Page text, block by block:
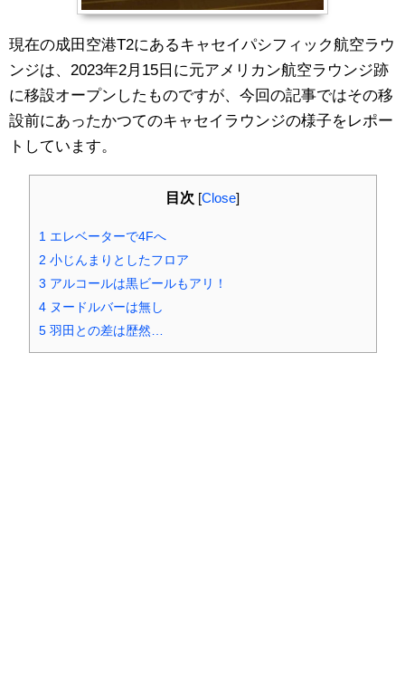
現在の成田空港T2にあるキャセイパシフィック航空ラウ
ンジは、 2023年2月15日に元アメリカン航空ラウンジ跡
に移設オープンしたものですが、今回の記事ではその移
設前にあったかつてのキャセイラウンジの様子をレポー
トしています。
目次 [Close]
1エレベーターで4Fへ
2 小じんまりとしたフロア
3 アルコールは黒ビールもアリ！
4ヌードルバーは無し
5羽田との差は歴然…